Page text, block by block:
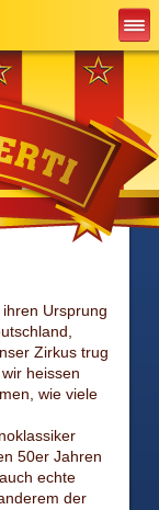
Ursprung
Zirkus trug
heissen
wie viele
50er Jahren
echte
der